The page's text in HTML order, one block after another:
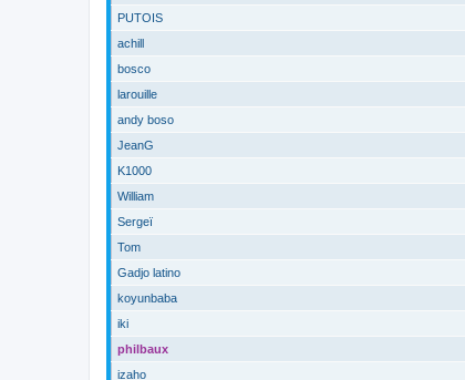
PUTOIS
achill
bosco
larouille
andy boso
JeanG
K1000
William
Sergeï
Tom
Gadjo latino
koyunbaba
iki
philbaux
izaho